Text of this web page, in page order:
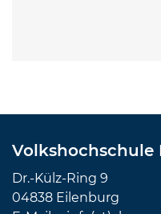
Volkshochschule
Dr.-Külz-Ring 9
04838 Eilenburg